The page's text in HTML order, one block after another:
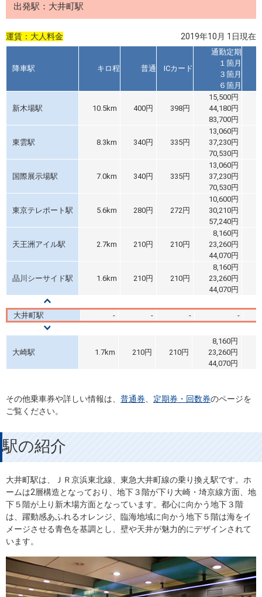
出発駅：大井町駅
運賃：大人料金 2019年10月 1日現在
降車駅 キロ程 普通 ICカード
通勤定期
１箇月
３箇月
６箇月
新木場駅 10.5km 400円 398円
15,500円
44,180円
83,700円
東雲駅 8.3km 340円 335円
13,060円
37,230円
70,530円
国際展示場駅 7.0km 340円 335円
13,060円
37,230円
70,530円
東京テレポート駅 5.6km 280円 272円
10,600円
30,210円
57,240円
天王洲アイル駅 2.7km 210円 210円
8,160円
23,260円
44,070円
品川シーサイド駅 1.6km 210円 210円
8,160円
23,260円
44,070円
大井町駅 - - - -
大崎駅 1.7km 210円 210円
8,160円
23,260円
44,070円
その他乗車券や詳しい情報は、 普通券 定期券・回数券のページを
ご覧ください。
駅の紹介
大井町駅は、ＪＲ京浜東北線、東急大井町線の乗り換え駅です。ホ
ームは2層構造となっており、地下３階が下り大崎・埼京線方面、地
下５階が上り新木場方面となっています。都心に向かう地下３階
は、躍動感あふれるオレンジ、臨海地域に向かう地下５階は海をイ
メージさせる青色を基調とし、壁や天井が魅力的にデザインされて
います。